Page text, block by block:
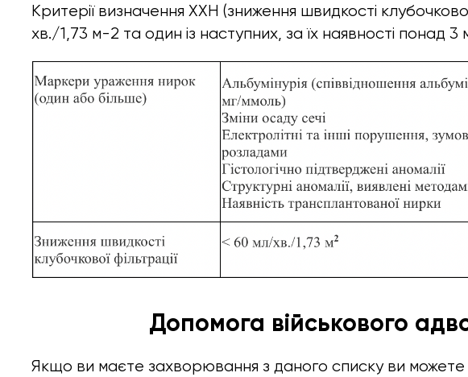
Критерії визначення ХХН (зниження швидкості
хв./1,73 м-2 та один із наступних, за їх наявності понад 3
Допомога військового
Якщо ви маєте захворювання з даного списку ви